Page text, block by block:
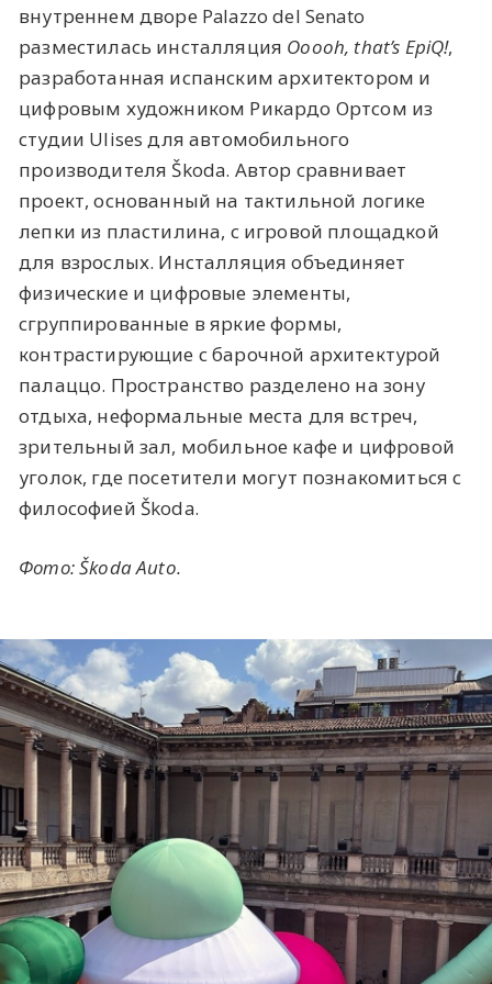
внутреннем дворе Palazzo del Senato
разместилась инсталляция Ooooh, that’s EpiQ!,
разработанная испанским архитектором и
цифровым художником Рикардо Ортсом из
студии Ulises для автомобильного
производителя Škoda. Автор сравнивает
проект, основанный на тактильной логике
лепки из пластилина, с игровой площадкой
для взрослых. Инсталляция объединяет
физические и цифровые элементы,
сгруппированные в яркие формы,
контрастирующие с барочной архитектурой
палаццо. Пространство разделено на зону
отдыха, неформальные места для встреч,
зрительный зал, мобильное кафе и цифровой
уголок, где посетители могут познакомиться с
философией Škoda.
Фото: Škoda Auto.